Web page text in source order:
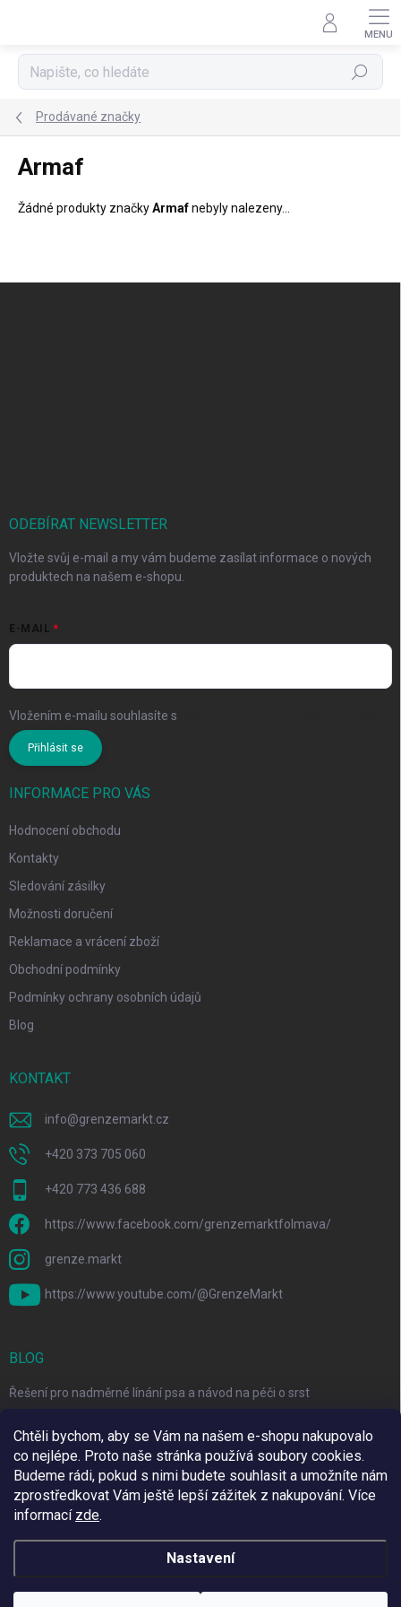
Chtěli bychom, aby se Vám na našem e-shopu nakupovalo
co nejlépe. Proto naše stránka používá soubory cookies.
Budeme rádi, pokud s nimi budete souhlasit a umožníte nám
zprostředkovat Vám ještě lepší zážitek z nakupování. Více
informací zde.
Nastavení
Hledat
Prodávané značky
Armaf
Žádné produkty značkyArmafnebyly nalezeny...
ODEBÍRAT NEWSLETTER
Vložte svůj e-mail a my vám budeme zasílat informace o nových
produktech na našem e-shopu.
E-MAIL
Vložením e-mailu souhlasíte s
Přihlásit se
INFORMACE PRO VÁS
Hodnocení obchodu
Kontakty
Sledování zásilky
Možnosti doručení
Reklamace a vrácení zboží
Obchodní podmínky
Podmínky ochrany osobních údajů
Blog
KONTAKT
info@grenzemarkt.cz
+420 373 705 060
+420 773 436 688
https://www.facebook.com/grenzemarktfolmava/
grenze.markt
https://www.youtube.com/@GrenzeMarkt
BLOG
Řešení pro nadměrné línání psa a návod na péči o srst
Top 6 značek pro domácí mazlíčky za skvělé ceny
Copyright 2026Grenze Markt Online. Všechna práva vyhrazena.Upravit